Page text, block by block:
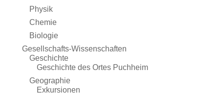
Physik
Chemie
Biologie
Gesellschafts-Wissenschaften
Geschichte
Geschichte des Ortes Puchheim
Geographie
Exkursionen